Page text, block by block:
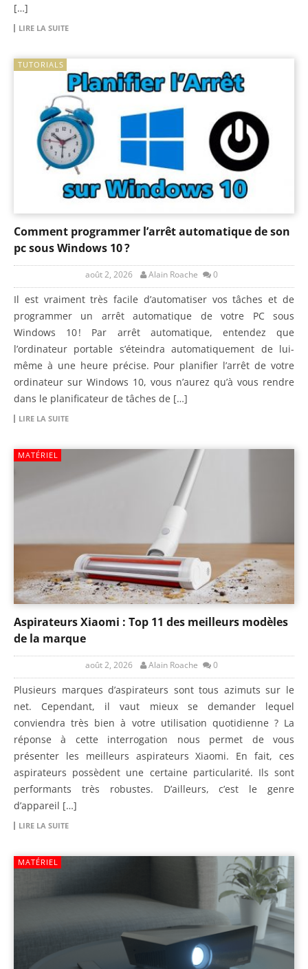
[…]
LIRE LA SUITE
TUTORIALS
Comment programmer l’arrêt automatique de son
pc sous Windows 10 ?
août 2, 2026 Alain Roache 0
Il est vraiment très facile d’automatiser vos tâches et de
programmer un arrêt automatique de votre PC sous
Windows 10 ! Par arrêt automatique, entendez que
l’ordinateur portable s’éteindra automatiquement de lui-
même à une heure précise. Pour planifier l’arrêt de votre
ordinateur sur Windows 10, vous n’aurez qu’à vous rendre
dans le planificateur de tâches de […]
LIRE LA SUITE
MATÉRIEL
Aspirateurs Xiaomi : Top 11 des meilleurs modèles
de la marque
août 2, 2026 Alain Roache 0
Plusieurs marques d’aspirateurs sont tous azimuts sur le
net. Cependant, il vaut mieux se demander lequel
conviendra très bien à votre utilisation quotidienne ? La
réponse à cette interrogation nous permet de vous
présenter les meilleurs aspirateurs Xiaomi. En fait, ces
aspirateurs possèdent une certaine particularité. Ils sont
performants très robustes. D’ailleurs, c’est le genre
d’appareil […]
LIRE LA SUITE
MATÉRIEL